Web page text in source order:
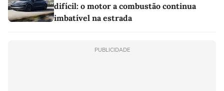
difícil: o motor a combustão continua
imbatível na estrada
PUBLICIDADE